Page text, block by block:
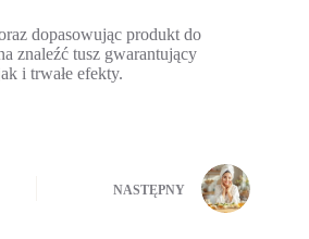
dopasowując produkt do
znaleźć tusz gwarantujący
i trwałe efekty.
NASTĘPNY